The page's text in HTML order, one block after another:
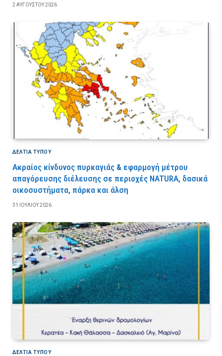
2 ΑΥΓΟΎΣΤΟΥ 2026
ΔΕΛΤΙΑ ΤΥΠΟΥ
Ακραίος κίνδυνος πυρκαγιάς & εφαρμογή μέτρου
απαγόρευσης διέλευσης σε περιοχές NATURA, δασικά
οικοσυστήματα, πάρκα και άλση
31 ΙΟΥΛΊΟΥ 2026
ΔΕΛΤΙΑ ΤΥΠΟΥ